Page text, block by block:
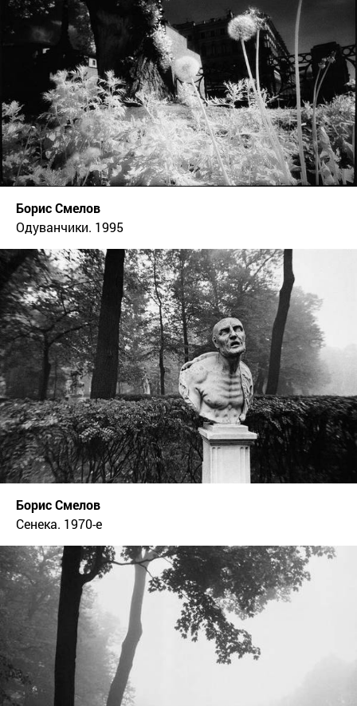
Борис Смелов
Одуванчики. 1995
Борис Смелов
Сенека. 1970-е